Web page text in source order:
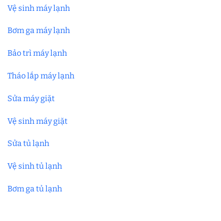
Vệ sinh máy lạnh
Bơm ga máy lạnh
Bảo trì máy lạnh
Tháo lắp máy lạnh
Sửa máy giặt
Vệ sinh máy giặt
Sửa tủ lạnh
Vệ sinh tủ lạnh
Bơm ga tủ lạnh